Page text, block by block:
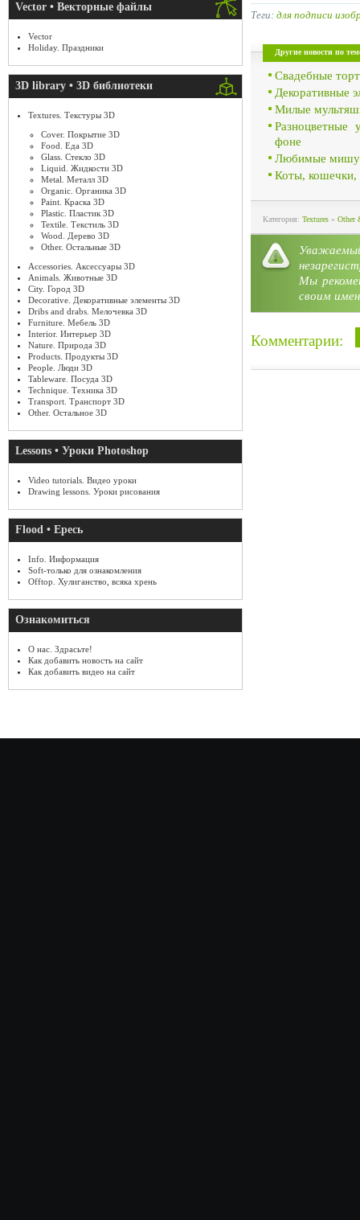
Vector • Векторные файлы
Vector
Holiday. Праздники
3D library • 3D библиотеки
Textures. Текстуры 3D
Cover. Покрытие 3D
Food. Еда 3D
Glass. Стекло 3D
Liquid. Жидкости 3D
Metal. Металл 3D
Organic. Органика 3D
Paint. Краска 3D
Plastic. Пластик 3D
Textile. Текстиль 3D
Wood. Дерево 3D
Other. Остальные 3D
Accessories. Аксессуары 3D
Animals. Животные 3D
City. Город 3D
Decorative. Декоративные элементы 3D
Dribs and drabs. Мелочевка 3D
Furniture. Мебель 3D
Interior. Интерьер 3D
Nature. Природа 3D
Products. Продукты 3D
People. Люди 3D
Tableware. Посуда 3D
Technique. Техника 3D
Transport. Транспорт 3D
Other. Остальное 3D
Lessons • Уроки Photoshop
Video tutorials. Видео уроки
Drawing lessons. Уроки рисования
Flood • Ересь
Info. Информация
Soft-только для ознакомления
Offtop. Хулиганство, всяка хрень
Ознакомиться
О нас. Здрасьте!
Как добавить новость на сайт
Как добавить видео на сайт
Теги: для подписи
Другие новости по
Свадебные
Декоративные
Милые
Разноцветные
фоне
Любимые
Коты, кошечки,
Категория: Textures » Other
Мы
своим
Комментарии: